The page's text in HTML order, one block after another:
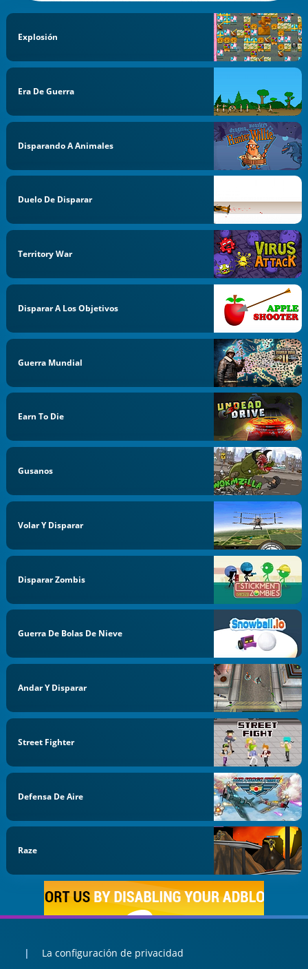
Explosión
Era De Guerra
Disparando A Animales
Duelo De Disparar
Territory War
Disparar A Los Objetivos
Guerra Mundial
Earn To Die
Gusanos
Volar Y Disparar
Disparar Zombis
Guerra De Bolas De Nieve
Andar Y Disparar
Street Fighter
Defensa De Aire
Raze
La configuración de privacidad